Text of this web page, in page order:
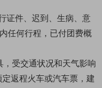
证件、迟到、生病、意
任何行程，已付团费概
受交通状况和天气影响
返程火车或汽车票，建